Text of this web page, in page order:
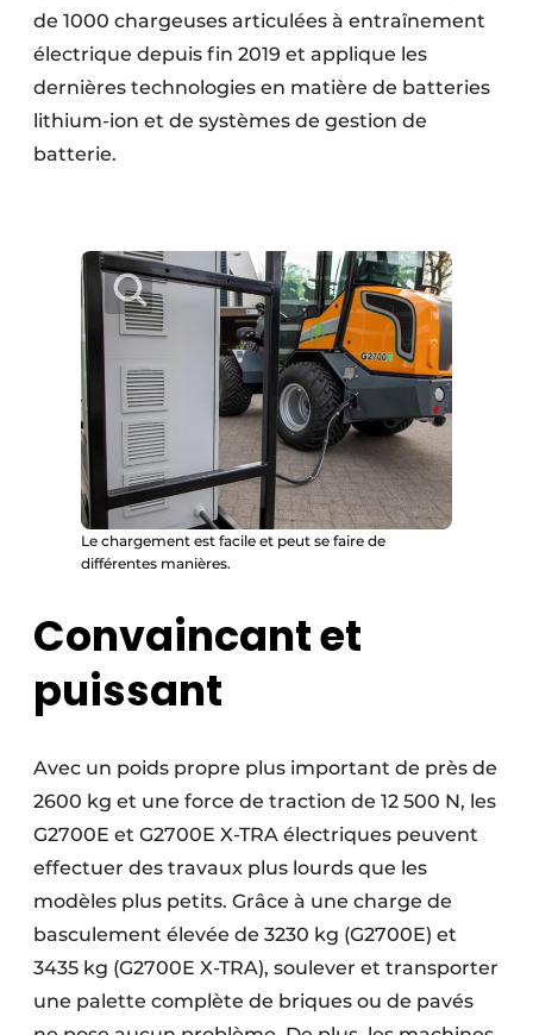
de 1000 chargeuses articulées à entraînement
électrique depuis fin 2019 et applique les
dernières technologies en matière de batteries
lithium-ion et de systèmes de gestion de
batterie.
Le chargement est facile et peut se faire de
différentes manières.
Convaincant et
puissant
Avec un poids propre plus important de près de
2600 kg et une force de traction de 12 500 N, les
G2700E et G2700E X-TRA électriques peuvent
effectuer des travaux plus lourds que les
modèles plus petits. Grâce à une charge de
basculement élevée de 3230 kg (G2700E) et
3435 kg (G2700E X-TRA), soulever et transporter
une palette complète de briques ou de pavés